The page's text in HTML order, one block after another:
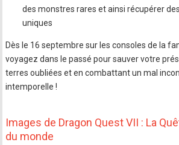
des monstres rares et ainsi récupérer
uniques
Dès le 16 septembre sur les consoles de la
voyagez dans le passé pour sauver votre
terres oubliées et en combattant un mal
intemporelle !
Images de Dragon Quest VII : La
du monde